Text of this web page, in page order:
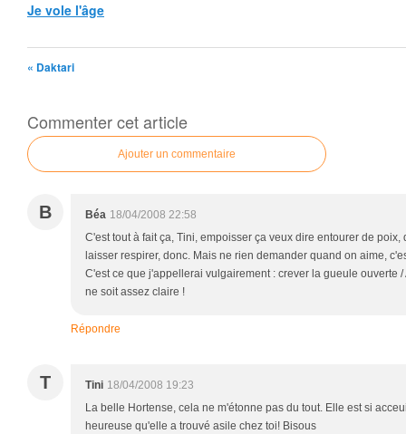
Je vole l'âge
« Daktari
Commenter cet article
Ajouter un commentaire
B Béa 18/04/2008 22:58
C'est tout à fait ça, Tini, empoisser ça veux dire entourer de poix,
laisser respirer, donc. Mais ne rien demander quand on aime,
C'est ce que j'appellerai vulgairement : crever la gueule ouverte /
ne soit assez claire !
Répondre
T Tini 18/04/2008 19:23
La belle Hortense, cela ne m'étonne pas du tout. Elle est si
heureuse qu'elle a trouvé asile chez toi! Bisous